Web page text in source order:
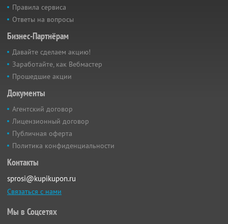
Правила сервиса
Ответы на вопросы
Бизнес-Партнёрам
Давайте сделаем акцию!
Заработайте, как Вебмастер
Прошедшие акции
Документы
Агентский договор
Лицензионный договор
Публичная оферта
Политика конфиденциальности
Контакты
sprosi@kupikupon.ru
Связаться с нами
Мы в Соцсетях